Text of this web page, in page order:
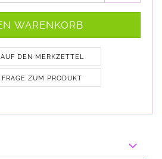
AUF DEN MERKZETTEL
FRAGE ZUM PRODUKT